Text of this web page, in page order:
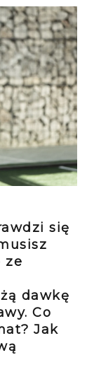
się
ze
dawkę
Co
Jak